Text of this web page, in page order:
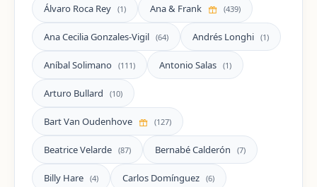
Álvaro Roca Rey (1) Ana & Frank (439)
Ana Cecilia Gonzales-Vigil (64) Andrés Longhi (1)
Aníbal Solimano (111) Antonio Salas (1)
Arturo Bullard (10)
Bart Van Oudenhove (127)
Beatrice Velarde (87) Bernabé Calderón (7)
Billy Hare (4) Carlos Domínguez (6)